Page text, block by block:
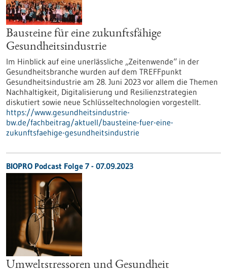
Bausteine für eine zukunftsfähige
Gesundheitsindustrie
Im Hinblick auf eine unerlässliche „Zeitenwende“ in der
Gesundheitsbranche wurden auf dem TREFFpunkt
Gesundheitsindustrie am 28. Juni 2023 vor allem die Themen
Nachhaltigkeit, Digitalisierung und Resilienzstrategien
diskutiert sowie neue Schlüsseltechnologien vorgestellt.
https://www.gesundheitsindustrie-
bw.de/fachbeitrag/aktuell/bausteine-fuer-eine-
zukunftsfaehige-gesundheitsindustrie
BIOPRO Podcast Folge 7 - 07.09.2023
Umweltstressoren und Gesundheit